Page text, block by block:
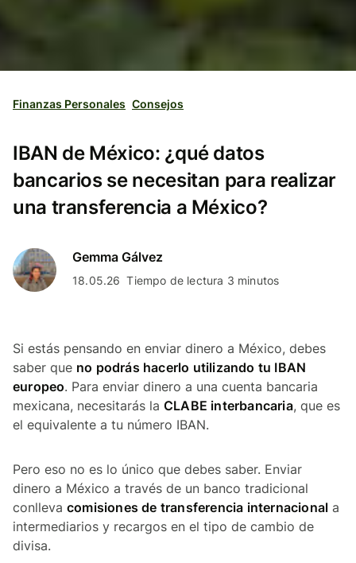
Finanzas Personales Consejos
IBAN de México: ¿qué datos
bancarios se necesitan para realizar
una transferencia a México?
Gemma Gálvez
18.05.26 Tiempo de lectura 3 minutos
Si estás pensando en enviar dinero a México, debes
saber que no podrás hacerlo utilizando tu IBAN
europeo. Para enviar dinero a una cuenta bancaria
mexicana, necesitarás la CLABE interbancaria, que es
el equivalente a tu número IBAN.
Pero eso no es lo único que debes saber. Enviar
dinero a México a través de un banco tradicional
conlleva comisiones de transferencia internacional a
intermediarios y recargos en el tipo de cambio de
divisa.